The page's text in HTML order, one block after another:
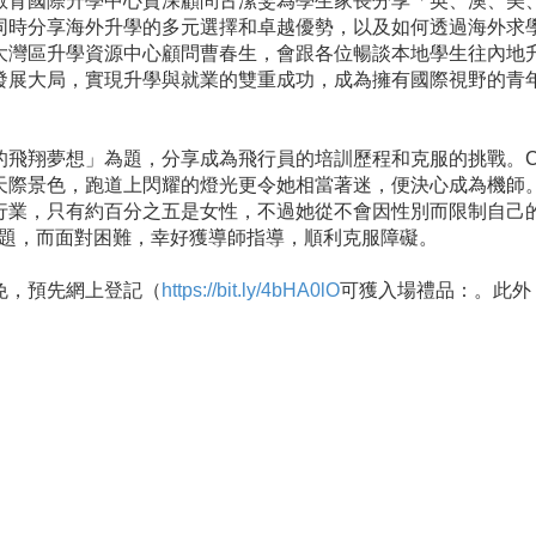
分享海外升學的多元選擇和卓越優勢，以及如何透過海外求
區升學資源中心顧問曹春生，會跟各位暢談本地學生往內地
大局，實現升學與就業的雙重成功，成為擁有國際視野的青
翔夢想」為題，分享成為飛行員的培訓歷程和克服的挑戰
景色，跑道上閃耀的燈光更令她相當著迷，便決心成為機
，只有約百分之五是女性，不過她從不會因性別而限制自
而面對困難，幸好獲導師指導，順利克服障礙。
預先網上登記（ https://bit.ly/4bHA0lO可獲入場禮品：。此